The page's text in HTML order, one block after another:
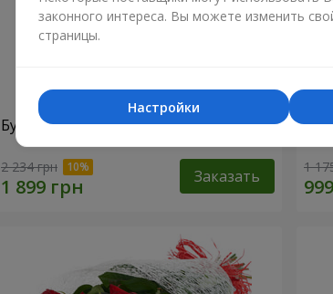
Букет "В восторге от тебя!"
2 234 грн Заказать
11
1
законного интереса. Вы можете изменить
страницы.
Настройки